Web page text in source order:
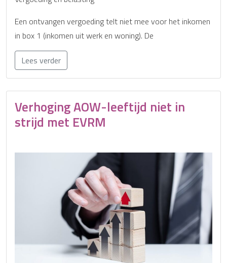
Een ontvangen vergoeding telt niet mee voor het inkomen
in box 1 (inkomen uit werk en woning). De
Lees verder
Verhoging AOW-leeftijd niet in
strijd met EVRM